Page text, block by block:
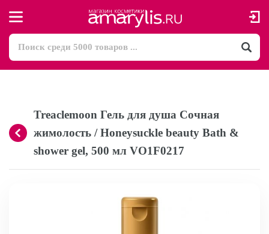
Treaclemoon Гель для душа Сочная
жимолость / Honeysuckle beauty Bath &
shower gel, 500 мл VO1F0217